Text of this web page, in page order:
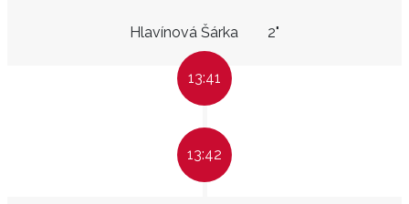
Hlavínová Šárka 2"
13:41
13:42